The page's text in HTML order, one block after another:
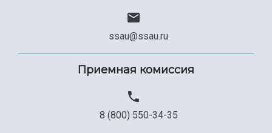
ssau@ssau.ru
Приемная комиссия
8 (800) 550-34-35